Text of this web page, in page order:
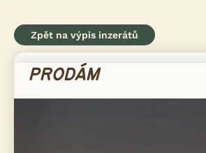
Zpět na výpis inzerátů
PRODÁM